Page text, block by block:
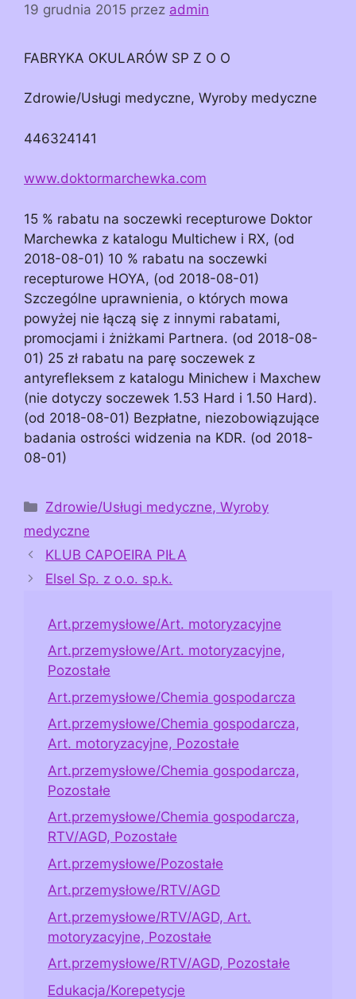
19 grudnia 2015 przez admin
FABRYKA OKULARÓW SP Z O O
Zdrowie/Usługi medyczne, Wyroby medyczne
446324141
www.doktormarchewka.com
15 % rabatu na soczewki recepturowe Doktor
Marchewka z katalogu Multichew i RX, (od
2018-08-01) 10 % rabatu na soczewki
recepturowe HOYA, (od 2018-08-01)
Szczególne uprawnienia, o których mowa
powyżej nie łączą się z innymi rabatami,
promocjami i żniżkami Partnera. (od 2018-08-
01) 25 zł rabatu na parę soczewek z
antyrefleksem z katalogu Minichew i Maxchew
(nie dotyczy soczewek 1.53 Hard i 1.50 Hard).
(od 2018-08-01) Bezpłatne, niezobowiązujące
badania ostrości widzenia na KDR. (od 2018-
08-01)
Kategorie
Zdrowie/Usługi medyczne, Wyroby
medyczne
KLUB CAPOEIRA PIŁA
Elsel Sp. z o.o. sp.k.
Art.przemysłowe/Art. motoryzacyjne
Art.przemysłowe/Art. motoryzacyjne,
Pozostałe
Art.przemysłowe/Chemia gospodarcza
Art.przemysłowe/Chemia gospodarcza,
Art. motoryzacyjne, Pozostałe
Art.przemysłowe/Chemia gospodarcza,
Pozostałe
Art.przemysłowe/Chemia gospodarcza,
RTV/AGD, Pozostałe
Art.przemysłowe/Pozostałe
Art.przemysłowe/RTV/AGD
Art.przemysłowe/RTV/AGD, Art.
motoryzacyjne, Pozostałe
Art.przemysłowe/RTV/AGD, Pozostałe
Edukacja/Korepetycje